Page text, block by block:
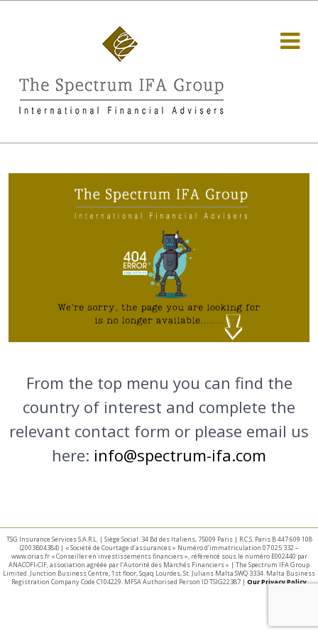
From the top menu you can find the
country of interest and complete the
relevant contact form or please email us
here: info@spectrum-ifa.com
TSG Insurance Services S.A.R.L. | Siège Social: 34 Bd des Italiens, 75009 Paris | R.C.S. Paris B 447 609 108
(2003B04384) | « Société de Courtage d’assurances » Numéro d’immatriculation 07 025 332 –
www.orias.fr « Conseiller en investissements financiers », référencé sous le numéro E002440 par
ANACOFI-CIF, association agréée par l’Autorité des Marchés Financiers » | The Spectrum IFA Group
Limited. Junction Business Centre, 1st floor, Sqaq Lourdes, St. Julians Malta SWQ 3334. Malta Business
Registration Company Code C104229. MFSA Authorised Person ID TSIG22387 | Our Privacy Policy